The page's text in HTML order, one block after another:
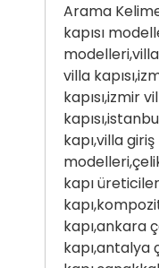
Arama
kapısı
villa
kapısı,izmir
kapı,villa giriş
kapı
kapı,ankara
kapı,antalya